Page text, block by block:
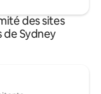
des sites
Sydney